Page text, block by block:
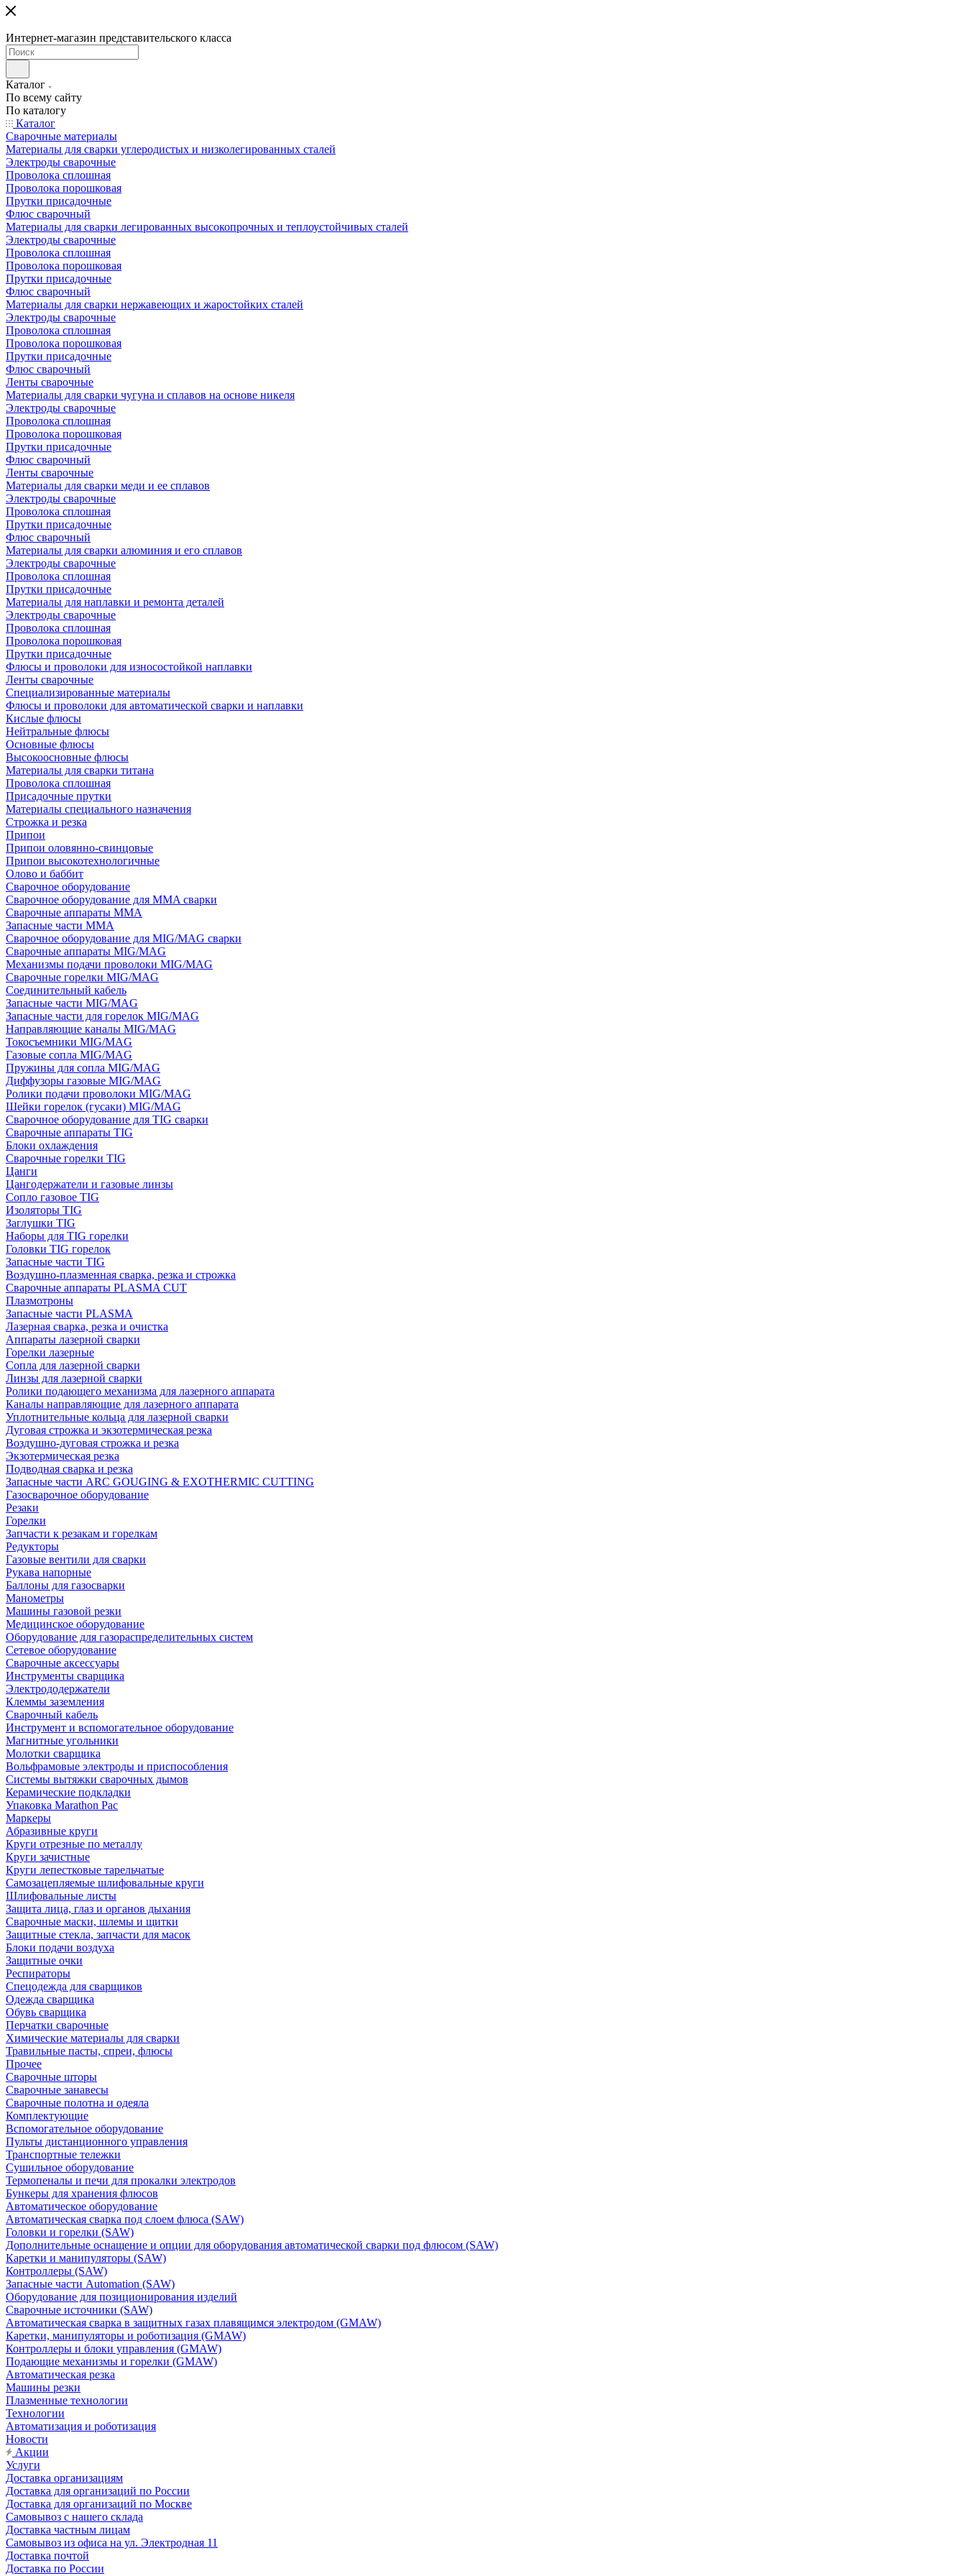
Интернет-магазин представительского класса
Каталог
По всему сайту
По каталогу
Каталог
Сварочные материалы
Материалы для сварки углеродистых и низколегированных сталей
Электроды сварочные
Проволока сплошная
Проволока порошковая
Прутки присадочные
Флюс сварочный
Материалы для сварки легированных высокопрочных и теплоустойчивых сталей
Электроды сварочные
Проволока сплошная
Проволока порошковая
Прутки присадочные
Флюс сварочный
Материалы для сварки нержавеющих и жаростойких сталей
Электроды сварочные
Проволока сплошная
Проволока порошковая
Прутки присадочные
Флюс сварочный
Ленты сварочные
Материалы для сварки чугуна и сплавов на основе никеля
Электроды сварочные
Проволока сплошная
Проволока порошковая
Прутки присадочные
Флюс сварочный
Ленты сварочные
Материалы для сварки меди и ее сплавов
Электроды сварочные
Проволока сплошная
Прутки присадочные
Флюс сварочный
Материалы для сварки алюминия и его сплавов
Электроды сварочные
Проволока сплошная
Прутки присадочные
Материалы для наплавки и ремонта деталей
Электроды сварочные
Проволока сплошная
Проволока порошковая
Прутки присадочные
Флюсы и проволоки для износостойкой наплавки
Ленты сварочные
Специализированные материалы
Флюсы и проволоки для автоматической сварки и наплавки
Кислые флюсы
Нейтральные флюсы
Основные флюсы
Высокоосновные флюсы
Материалы для сварки титана
Проволока сплошная
Присадочные прутки
Материалы специального назначения
Строжка и резка
Припои
Припои оловянно-свинцовые
Припои высокотехнологичные
Олово и баббит
Сварочное оборудование
Сварочное оборудование для MMA сварки
Сварочные аппараты MMA
Запасные части MMA
Сварочное оборудование для MIG/MAG сварки
Сварочные аппараты MIG/MAG
Механизмы подачи проволоки MIG/MAG
Сварочные горелки MIG/MAG
Соединительный кабель
Запасные части MIG/MAG
Запасные части для горелок MIG/MAG
Направляющие каналы MIG/MAG
Токосъемники MIG/MAG
Газовые сопла MIG/MAG
Пружины для сопла MIG/MAG
Диффузоры газовые MIG/MAG
Ролики подачи проволоки MIG/MAG
Шейки горелок (гусаки) MIG/MAG
Сварочное оборудование для TIG сварки
Сварочные аппараты TIG
Блоки охлаждения
Сварочные горелки TIG
Цанги
Цангодержатели и газовые линзы
Сопло газовое TIG
Изоляторы TIG
Заглушки TIG
Наборы для TIG горелки
Головки TIG горелок
Запасные части TIG
Воздушно-плазменная сварка, резка и строжка
Сварочные аппараты PLASMA CUT
Плазмотроны
Запасные части PLASMA
Лазерная сварка, резка и очистка
Аппараты лазерной сварки
Горелки лазерные
Сопла для лазерной сварки
Линзы для лазерной сварки
Ролики подающего механизма для лазерного аппарата
Каналы направляющие для лазерного аппарата
Уплотнительные кольца для лазерной сварки
Дуговая строжка и экзотермическая резка
Воздушно-дуговая строжка и резка
Экзотермическая резка
Подводная сварка и резка
Запасные части ARC GOUGING & EXOTHERMIC CUTTING
Газосварочное оборудование
Резаки
Горелки
Запчасти к резакам и горелкам
Редукторы
Газовые вентили для сварки
Рукава напорные
Баллоны для газосварки
Манометры
Машины газовой резки
Медицинское оборудование
Оборудование для газораспределительных систем
Сетевое оборудование
Сварочные аксессуары
Инструменты сварщика
Электрододержатели
Клеммы заземления
Сварочный кабель
Инструмент и вспомогательное оборудование
Магнитные угольники
Молотки сварщика
Вольфрамовые электроды и приспособления
Системы вытяжки сварочных дымов
Керамические подкладки
Упаковка Marathon Pac
Маркеры
Абразивные круги
Круги отрезные по металлу
Круги зачистные
Круги лепестковые тарельчатые
Самозацепляемые шлифовальные круги
Шлифовальные листы
Защита лица, глаз и органов дыхания
Сварочные маски, шлемы и щитки
Защитные стекла, запчасти для масок
Блоки подачи воздуха
Защитные очки
Респираторы
Спецодежда для сварщиков
Одежда сварщика
Обувь сварщика
Перчатки сварочные
Химические материалы для сварки
Травильные пасты, спреи, флюсы
Прочее
Сварочные шторы
Сварочные занавесы
Сварочные полотна и одеяла
Комплектующие
Вспомогательное оборудование
Пульты дистанционного управления
Транспортные тележки
Сушильное оборудование
Термопеналы и печи для прокалки электродов
Бункеры для хранения флюсов
Автоматическое оборудование
Автоматическая сварка под слоем флюса (SAW)
Головки и горелки (SAW)
Дополнительные оснащение и опции для оборудования автоматической сварки под флюсом (SAW)
Каретки и манипуляторы (SAW)
Контроллеры (SAW)
Запасные части Automation (SAW)
Оборудование для позиционирования изделий
Сварочные источники (SAW)
Автоматическая сварка в защитных газах плавящимся электродом (GMAW)
Каретки, манипуляторы и роботизация (GMAW)
Контроллеры и блоки управления (GMAW)
Подающие механизмы и горелки (GMAW)
Автоматическая резка
Машины резки
Плазменные технологии
Технологии
Автоматизация и роботизация
Новости
Акции
Услуги
Доставка организациям
Доставка для организаций по России
Доставка для организаций по Москве
Самовывоз с нашего склада
Доставка частным лицам
Самовывоз из офиса на ул. Электродная 11
Доставка почтой
Доставка по России